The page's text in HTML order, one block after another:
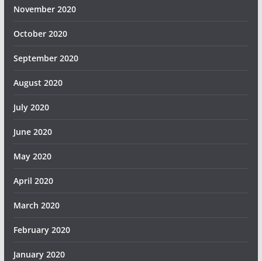
November 2020
October 2020
September 2020
August 2020
July 2020
June 2020
May 2020
April 2020
March 2020
February 2020
January 2020